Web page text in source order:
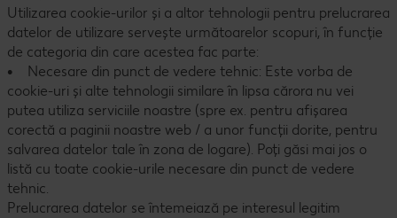
Utilizarea cookie-urilor și a altor tehnologii pentru prelucrarea
datelor de utilizare servește următoarelor scopuri, în funcție
de categoria din care acestea fac parte:
• Necesare din punct de vedere tehnic: Este vorba de
cookie-uri și alte tehnologii similare în lipsa cărora nu vei
putea utiliza serviciile noastre (spre ex. pentru afișarea
corectă a paginii noastre web / a unor funcții dorite, pentru
salvarea datelor tale în zona de logare). Poți găsi mai jos o
listă cu toate cookie-urile necesare din punct de vedere
tehnic.
Prelucrarea datelor se întemeiază pe interesul legitim